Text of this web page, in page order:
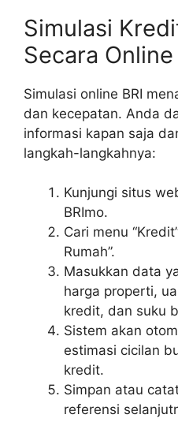
Simulasi
Secara Online
Simulasi online BRI
dan kecepatan. Anda
informasi kapan saja
langkah-langkahnya:
Kunjungi situs
BRImo.
Cari menu
Rumah”.
Masukkan data
harga properti,
kredit, dan suku
Sistem akan
estimasi cicilan
kredit.
Simpan atau
referensi